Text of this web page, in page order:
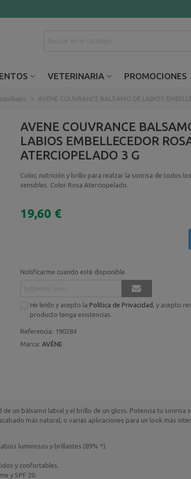
VETERINARIA PROMOCIONES
> AVENE COUVRANCE BALSAMO DE LABIOS
AVENE COUVRANCE
LABIOS EMBELLECEDOR
ATERCIOPELADO 3 G
Color, nutrición y brillo para realzar la sonrisa de todos
sensibles. Color Rosa Aterciopelado.
19,60 €
Notificarme cuando esté disponible
He leído y acepto la Política de Privacidad , y acepto
producto tenga existencias.
Referencia: 190284
Marca: AVÈNE
un bálsamo labial y el brillo de un gloss. Potencia tu sonrisa
más natural, o varias aplicaciones para un look más
luminosos y brillantes (89% *).
y confortables.
y SPF 20.